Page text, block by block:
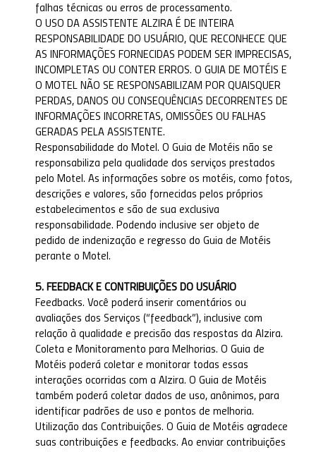
falhas técnicas ou erros de processamento.
O USO DA ASSISTENTE ALZIRA É DE INTEIRA
RESPONSABILIDADE DO USUÁRIO, QUE RECONHECE QUE
AS INFORMAÇÕES FORNECIDAS PODEM SER IMPRECISAS,
INCOMPLETAS OU CONTER ERROS. O GUIA DE MOTÉIS E
O MOTEL NÃO SE RESPONSABILIZAM POR QUAISQUER
PERDAS, DANOS OU CONSEQUÊNCIAS DECORRENTES DE
INFORMAÇÕES INCORRETAS, OMISSÕES OU FALHAS
GERADAS PELA ASSISTENTE.
Responsabilidade do Motel. O Guia de Motéis não se
responsabiliza pela qualidade dos serviços prestados
pelo Motel. As informações sobre os motéis, como fotos,
descrições e valores, são fornecidas pelos próprios
estabelecimentos e são de sua exclusiva
responsabilidade. Podendo inclusive ser objeto de
pedido de indenização e regresso do Guia de Motéis
perante o Motel.
5. FEEDBACK E CONTRIBUIÇÕES DO USUÁRIO
Feedbacks. Você poderá inserir comentários ou
avaliações dos Serviços (“feedback”), inclusive com
relação à qualidade e precisão das respostas da Alzira.
Coleta e Monitoramento para Melhorias. O Guia de
Motéis poderá coletar e monitorar todas essas
interações ocorridas com a Alzira. O Guia de Motéis
também poderá coletar dados de uso, anônimos, para
identificar padrões de uso e pontos de melhoria.
Utilização das Contribuições. O Guia de Motéis agradece
suas contribuições e feedbacks. Ao enviar contribuições